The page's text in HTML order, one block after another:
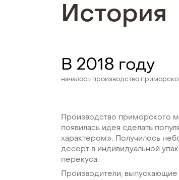
История
В 2018 году
началось производство
Производство приморского
появилась идея сделать
характером». Получилось
десерт в индивидуальной
перекуса.
Производители,